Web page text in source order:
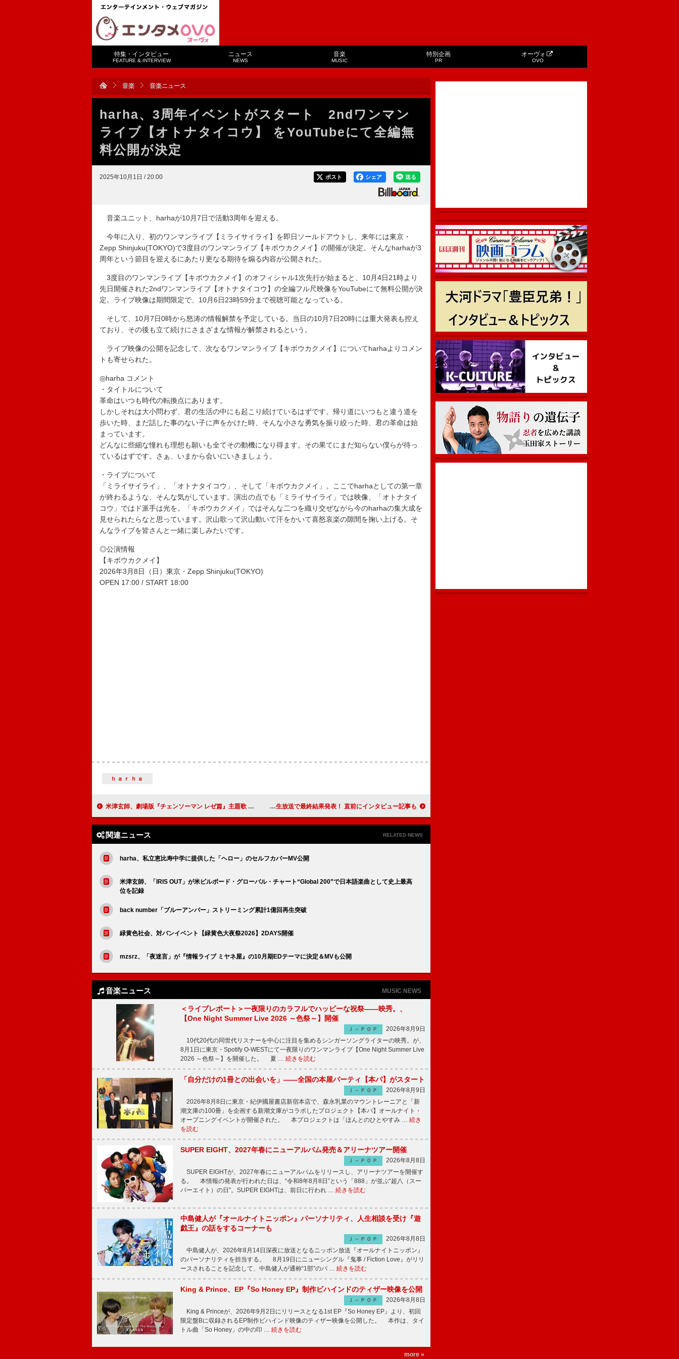
特集・インタビュー
FEATURE & INTERVIEW
ニュース
NEWS
音楽
MUSIC
特別企画
PR
オーヴォ
OVO
音楽 音楽ニュース
harha、3周年イベントがスタート 2ndワンマン
ライブ【オトナタイコウ】 をYouTubeにて全編無
料公開が決定
2025年10月1日 / 20:00 送る
シェア
ポスト
音楽ユニット、harhaが10月7日で活動3周年を迎える。
今年に入り、初のワンマンライブ【ミライサイライ】を即日ソールドアウトし、来年には東京・
Zepp Shinjuku(TOKYO)で3度目のワンマンライブ【キボウカクメイ】の開催が決定。そんなharhaが3
周年という節目を迎えるにあたり更なる期待を煽る内容が公開された。
3度目のワンマンライブ【キボウカクメイ】のオフィシャル1次先行が始まると、10月4日21時より
先日開催された2ndワンマンライブ【オトナタイコウ】の全編フル尺映像をYouTubeにて無料公開が決
定。ライブ映像は期間限定で、10月6日23時59分まで視聴可能となっている。
そして、10月7日0時から怒涛の情報解禁を予定している。当日の10月7日20時には重大発表も控え
ており、その後も立て続けにさまざまな情報が解禁されるという。
ライブ映像の公開を記念して、次なるワンマンライブ【キボウカクメイ】についてharhaよりコメン
トも寄せられた。
◎harha コメント
・タイトルについて
革命はいつも時代の転換点にあります。
しかしそれは大小問わず、君の生活の中にも起こり続けているはずです。帰り道にいつもと違う道を
歩いた時、まだ話した事のない子に声をかけた時、そんな小さな勇気を振り絞った時、君の革命は始
まっています。
どんなに些細な憧れも理想も願いも全てその動機になり得ます。その果てにまだ知らない僕らが待っ
ているはずです。さぁ、いまから会いにいきましょう。
・ライブについて
「ミライサイライ」、「オトナタイコウ」、そして「キボウカクメイ」。ここでharhaとしての第一章
が終わるような、そんな気がしています。演出の点でも「ミライサイライ」では映像、「オトナタイ
コウ」ではド派手は光を。「キボウカクメイ」ではそんな二つを織り交ぜながら今のharhaの集大成を
見せられたらなと思っています。沢山歌って沢山動いて汗をかいて喜怒哀楽の隙間を掬い上げる。そ
んなライブを皆さんと一緒に楽しみたいです。
◎公演情報
【キボウカクメイ】
2026年3月8日（日）東京・Zepp Shinjuku(TOKYO)
OPEN 17:00 / START 18:00
ｈａｒｈａ
米津玄師、劇場版『チェンソーマン レゼ篇』主題歌 「IRIS OUT」ヒット受け“天使の悪魔”イラスト描き下ろし Appare! 新メンバーオーディション密着番組『The Next Stage 全力は、伝染する。』10/3（金）20:30～生放送で最終結果発表！ 直前にインタビュー記事も
関連ニュース RELATED NEWS
harha、私立恵比寿中学に提供した「ヘロー」のセルフカバーMV公開
米津玄師、「IRIS OUT」が米ビルボード・グローバル・チャート“Global 200”で日本語楽曲として史上最高
位を記録
back number「ブルーアンバー」ストリーミング累計1億回再生突破
緑黄色社会、対バンイベント【緑黄色大夜祭2026】2DAYS開催
mzsrz、「夜迷言」が『情報ライブ ミヤネ屋』の10月期EDテーマに決定＆MVも公開
音楽ニュース MUSIC NEWS
＜ライブレポート＞一夜限りのカラフルでハッピーな祝祭――映秀。、
【One Night Summer Live 2026 ～色祭～】開催
Ｊ－ＰＯＰ
2026年8月9日
10代20代の同世代リスナーを中心に注目を集めるシンガーソングライターの映秀。が、
8月1日に東京・Spotify O-WESTにて一夜限りのワンマンライブ【One Night Summer Live
2026 ～色祭～】を開催した。 夏 … 続きを読む
「自分だけの1冊との出会いを」――全国の本屋パーティ【本パ】がスタート
Ｊ－ＰＯＰ
2026年8月9日
2026年8月8日に東京・紀伊國屋書店新宿本店で、森永乳業のマウントレーニアと「新
潮文庫の100冊」を企画する新潮文庫がコラボしたプロジェクト【本パ】オールナイト・
オープニングイベントが開催された。 本プロジェクトは「ほんとのひとやすみ … 続き
を読む
SUPER EIGHT、2027年春にニューアルバム発売＆アリーナツアー開催
Ｊ－ＰＯＰ
2026年8月8日
SUPER EIGHTが、2027年春にニューアルバムをリリースし、アリーナツアーを開催す
る。 本情報の発表が行われた日は、“令和8年8月8日”という「888」が並ぶ“超八（スー
パーエイト）の日”。SUPER EIGHTは、前日に行われ … 続きを読む
中島健人が『オールナイトニッポン』パーソナリティ、人生相談を受け『遊
戯王』の話をするコーナーも
Ｊ－ＰＯＰ
2026年8月8日
中島健人が、2026年8月14日深夜に放送となるニッポン放送『オールナイトニッポン』
のパーソナリティを担当する。 8月19日にニューシングル『鬼事 / Fiction Love』がリリ
ースされることを記念して、中島健人が通称“1部”のパ … 続きを読む
King & Prince、EP『So Honey EP』制作ビハインドのティザー映像を公開
Ｊ－ＰＯＰ
2026年8月8日
King & Princeが、2026年9月2日にリリースとなる1st EP『So Honey EP』より、初回
限定盤Bに収録されるEP制作ビハインド映像のティザー映像を公開した。 本作は、タイ
トル曲「So Honey」の中の印 … 続きを読む
more »